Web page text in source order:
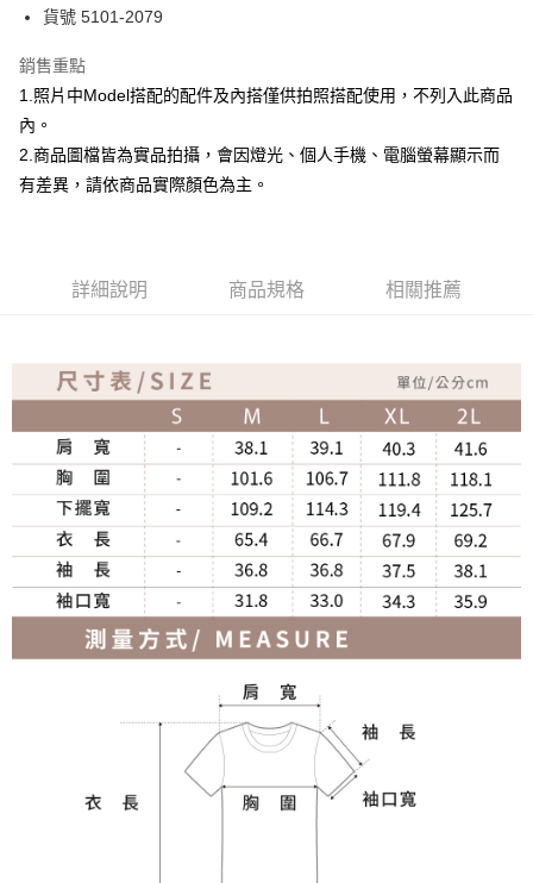
ATM付款
運送方式
全家取貨付款
付款後全家取貨
免運費
免運費
貨號 5101-2079
銷售重點
1.照片中Model搭配的配件及內搭僅供拍照搭配使用，不列入此商品
內。
2.商品圖檔皆為實品拍攝，會因燈光、個人手機、電腦螢幕顯示而
有差異，請依商品實際顏色為主。
詳細說明 商品規格 相關推薦